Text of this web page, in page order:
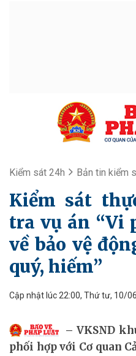
Kiểm sát 24h Bản tin kiểm
Kiểm sát
tra vụ án “Vi
về bảo vệ
quý, hiếm”
Cập nhật lúc 22:00, Thứ tư, 10/
VKSND
phối hợp với Cơ quan